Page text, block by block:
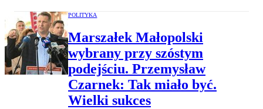
POLITYKA
Marszałek Małopolski
wybrany przy szóstym
podejściu. Przemysław
Czarnek: Tak miało być.
Wielki sukces